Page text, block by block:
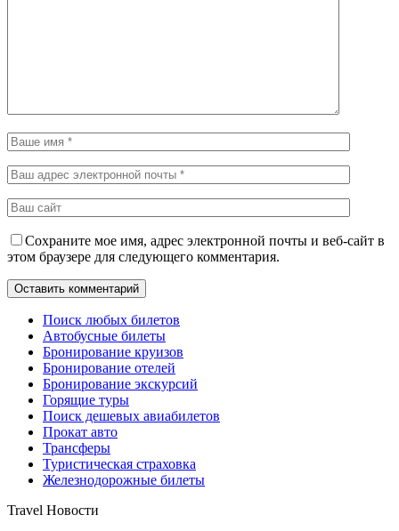
Сохраните мое имя, адрес электронной почты и веб-сайт в
этом браузере для следующего комментария.
Поиск любых билетов
Автобусные билеты
Бронирование круизов
Бронирование отелей
Бронирование экскурсий
Горящие туры
Поиск дешевых авиабилетов
Прокат авто
Трансферы
Туристическая страховка
Железнодорожные билеты
Travel Новости